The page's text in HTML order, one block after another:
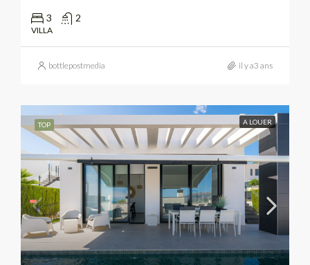
3 2
VILLA
bottlepostmedia il y a3 ans
TOP A LOUER